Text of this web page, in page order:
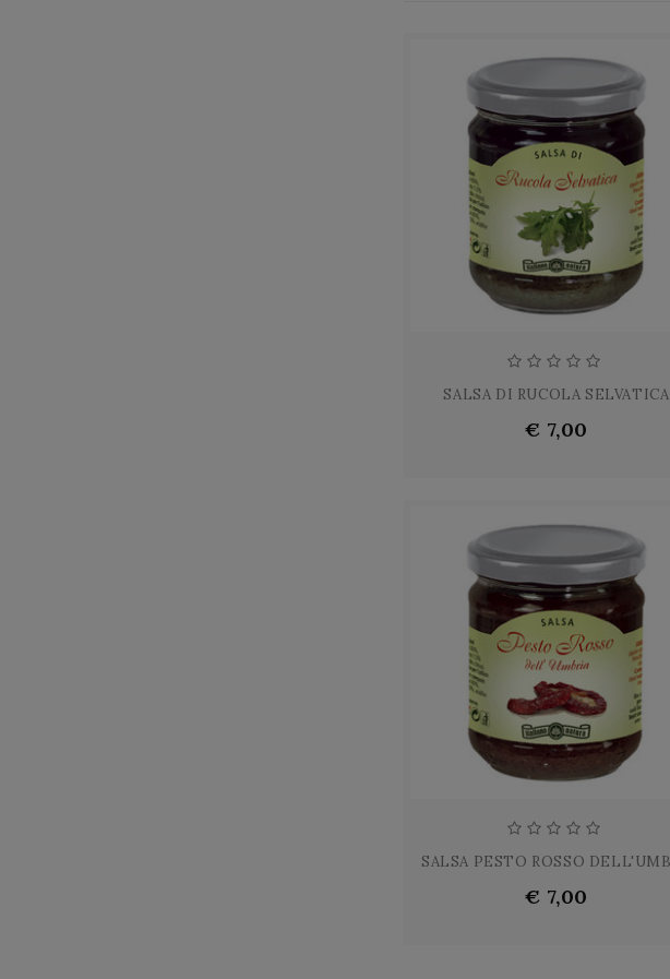
SALSA DI RUCOLA SELVATICA
€ 7,00
€ 7,00